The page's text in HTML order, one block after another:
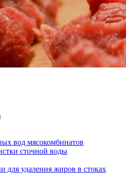
вод мясокомбинатов
сточной воды
для удаления жиров в стоках